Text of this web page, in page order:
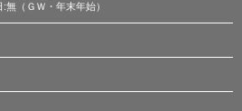
:無（ＧＷ・年末年始）